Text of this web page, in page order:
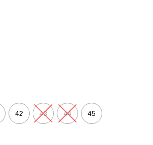
42 43 44 45